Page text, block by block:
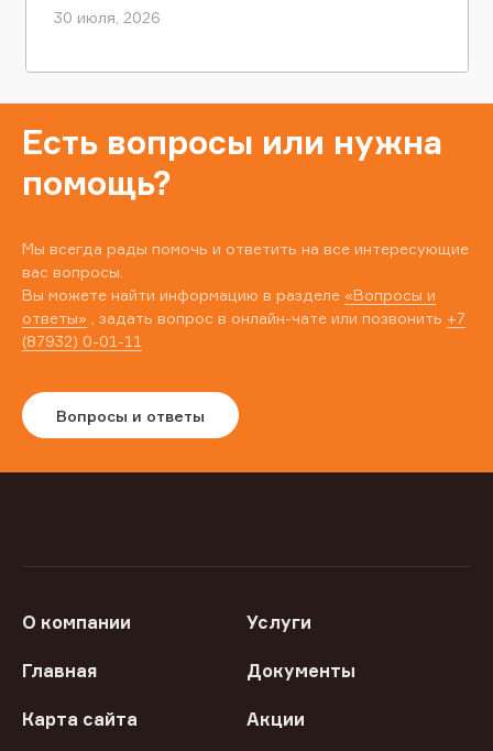
30 июля, 2026
Есть вопросы или нужна
помощь?
Мы всегда рады помочь и ответить на все интересующие
вас вопросы.
Вы можете найти информацию в разделе «Вопросы и
ответы» , задать вопрос в онлайн-чате или позвонить +7
(87932) 0-01-11
Вопросы и ответы
О компании Услуги
Главная Документы
Карта сайта Акции